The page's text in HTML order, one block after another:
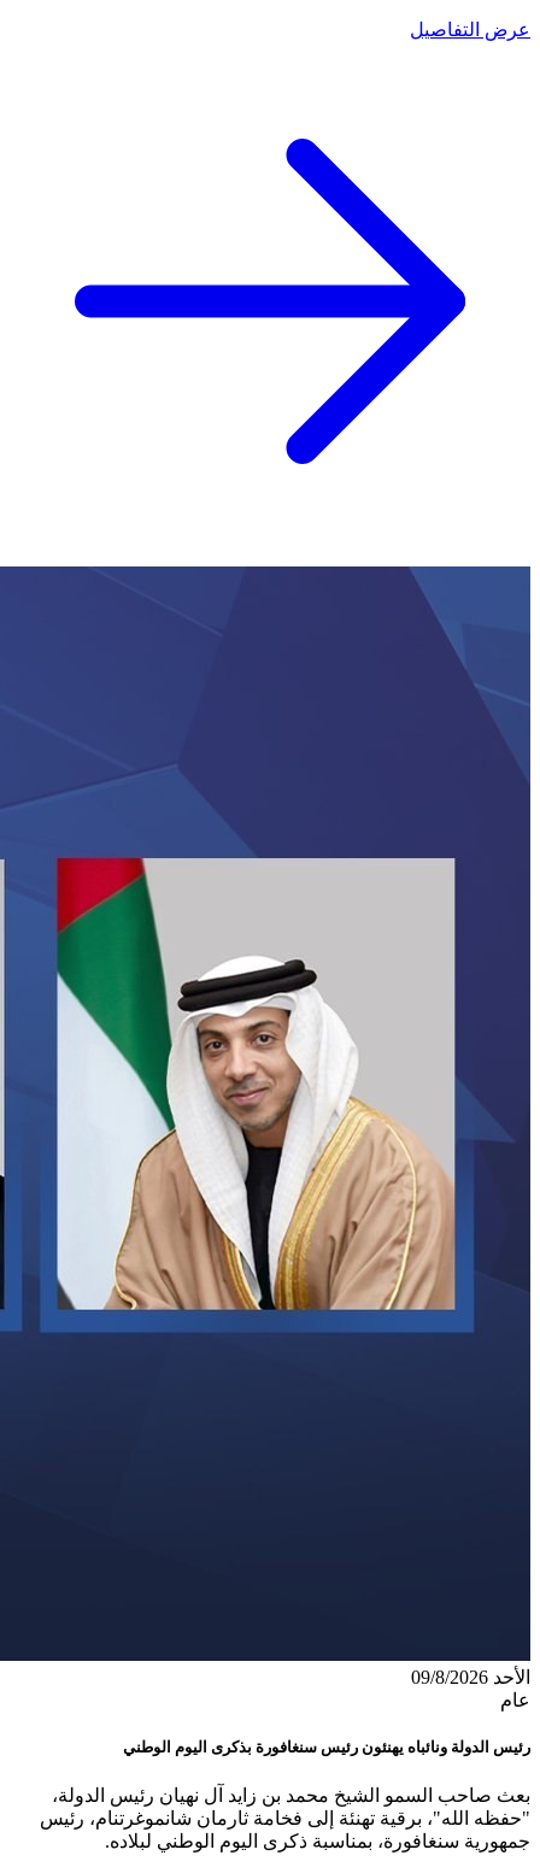
عرض التفاصيل
الأحد 09/8/2026
عام
رئيس الدولة ونائباه يهنئون رئيس سنغافورة بذكرى اليوم الوطني
بعث صاحب السمو الشيخ محمد بن زايد آل نهيان رئيس الدولة،
"حفظه الله"، برقية تهنئة إلى فخامة ثارمان شانموغرتنام، رئيس
جمهورية سنغافورة، بمناسبة ذكرى اليوم الوطني لبلاده.